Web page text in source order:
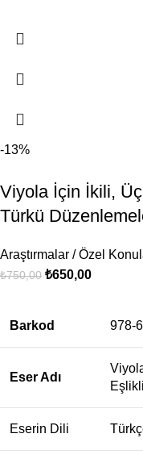
-13%
Viyola İçin İkili,
Türkü
Araştırmalar / Özel
₺750,00 ₺650,00
Barkod 978-
Eser Adı
Eserin Dili